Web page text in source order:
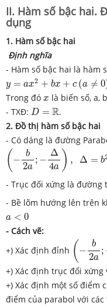
II. Hàm số bậc hai.
dụng
1. Hàm số bậc hai
Định nghĩa
- Hàm số bậc hai là hàm
y = ax2 + bx + c (a ≠ 0
+ b x+ a 0)
Trong đó x
x là biến số, a,
- TXĐ: D = R
D=
.
2. Đồ thị hàm số bậc hai
- Có dáng là đường
( −
b
2a
; −
Δ
4a ) , Δ = b
−b 2a;−Δ 4a),Δ=b2 −4ac
- Trục đối xứng là đường
- Bề lõm hướng lên trên
a < 0
a 0
- Cách vẽ:
+) Xác định đỉnh ( −
b
2a
;
− a
+) Xác định trục đối
+) Xác định một số điểm
điểm của parabol với